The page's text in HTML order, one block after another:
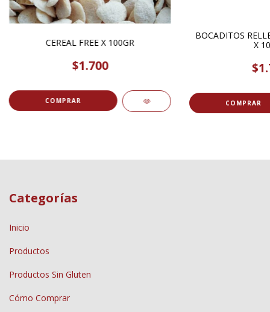
CEREAL FREE X 100GR
$1.700
COMPRAR
BOCADITOS
X
COMPRAR
Categorías
Inicio
Productos
Productos Sin Gluten
Cómo Comprar